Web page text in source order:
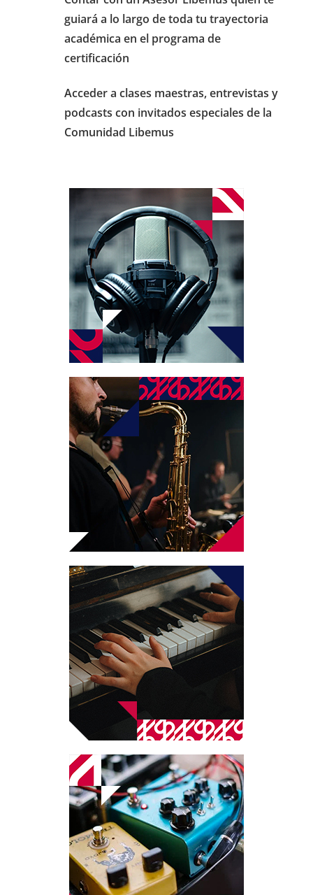
guiará a lo largo de toda tu trayectoria
académica en el programa de
certificación
Acceder a clases maestras, entrevistas y
podcasts con invitados especiales de la
Comunidad Libemus